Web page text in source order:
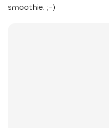
smoothie. ;-)